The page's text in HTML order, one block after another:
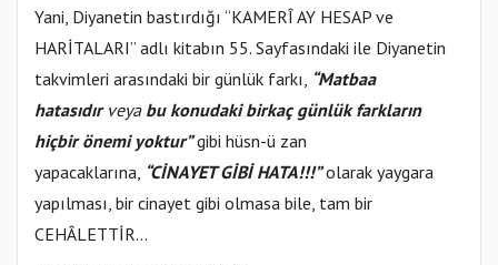
Yani, Diyanetin bastırdığı “KAMERÎ AY HESAP ve
HARİTALARI” adlı kitabın 55. Sayfasındaki ile Diyanetin
takvimleri arasındaki bir günlük farkı, “Matbaa
hatasıdır veyabu konudaki birkaç günlük farkların
hiçbir önemi yoktur”gibi hüsn-ü zan
yapacaklarına, “CİNAYET GİBİ HATA!!!”olarak yaygara
yapılması, bir cinayet gibi olmasa bile, tam bir
CEHÂLETTİR…